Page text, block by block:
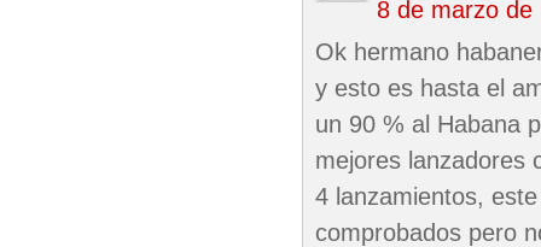
8 de marzo de
Ok hermano
y esto es hasta el
un 90 % al Habana
mejores lanzadores
4 lanzamientos,
comprobados pero